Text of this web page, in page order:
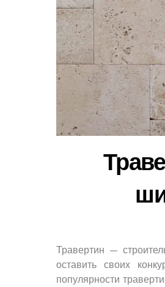
Травертин —
оставить своих
популярности